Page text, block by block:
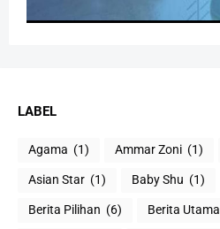
LABEL
Agama (1) Ammar Zoni (1)
Asian Star (1) Baby Shu (1)
Berita Pilihan (6) Berita Utama